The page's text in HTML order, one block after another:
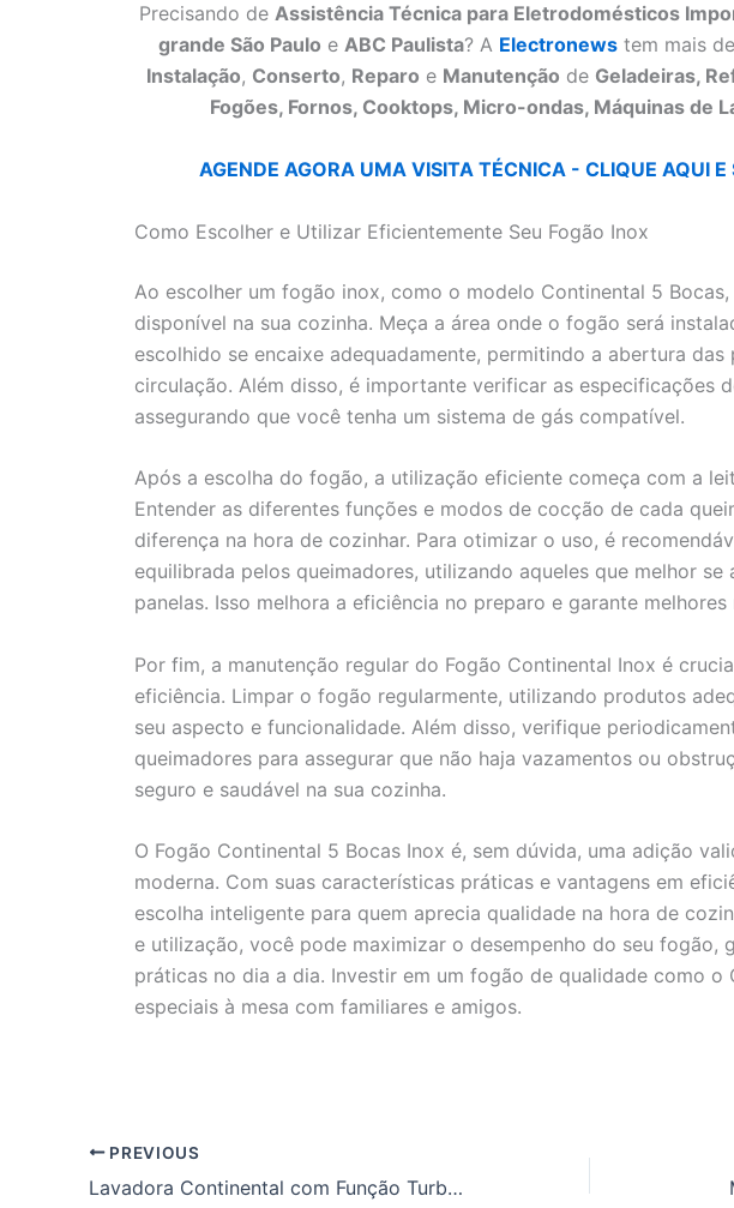
Precisando de Assistência Técnica para Eletrodomésticos
grande São Paulo e ABC Paulista? A Electronewstem mais
Instalação, Conserto, Reparo e Manutenção de Geladeiras,
Fogões, Fornos, Cooktops, Micro-ondas, Máquinas de
AGENDE AGORA UMA VISITA TÉCNICA - CLIQUE AQUI
Como Escolher e Utilizar Eficientemente Seu Fogão Inox
Ao escolher um fogão inox, como o modelo Continental 5
disponível na sua cozinha. Meça a área onde o fogão será
escolhido se encaixe adequadamente, permitindo a abertura
circulação. Além disso, é importante verificar as especificações
assegurando que você tenha um sistema de gás compatível.
Após a escolha do fogão, a utilização eficiente começa com a
Entender as diferentes funções e modos de cocção de cada
diferença na hora de cozinhar. Para otimizar o uso, é
equilibrada pelos queimadores, utilizando aqueles que melhor se
panelas. Isso melhora a eficiência no preparo e garante melhores
Por fim, a manutenção regular do Fogão Continental Inox é
eficiência. Limpar o fogão regularmente, utilizando produtos
seu aspecto e funcionalidade. Além disso, verifique
queimadores para assegurar que não haja vazamentos ou
seguro e saudável na sua cozinha.
O Fogão Continental 5 Bocas Inox é, sem dúvida, uma adição
moderna. Com suas características práticas e vantagens em
escolha inteligente para quem aprecia qualidade na hora de
e utilização, você pode maximizar o desempenho do seu fogão,
práticas no dia a dia. Investir em um fogão de qualidade como
especiais à mesa com familiares e amigos.
PREVIOUS
Lavadora Continental com Função Turbo Lavagem